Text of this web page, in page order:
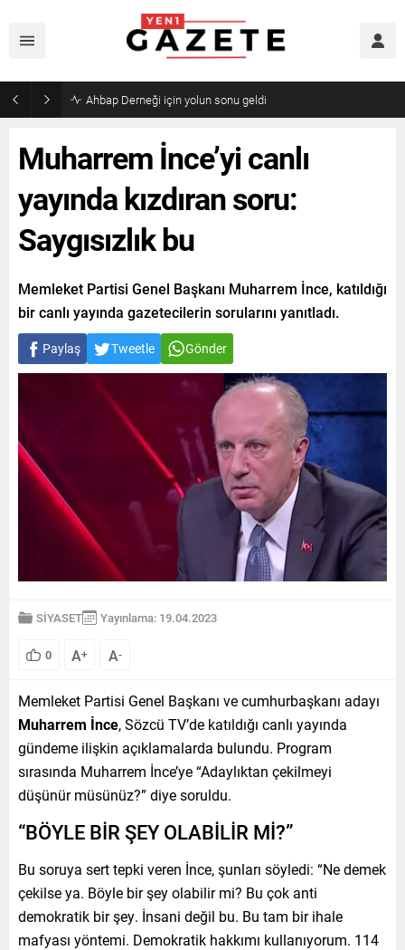
Ahbap Derneği için yolun sonu geldi
Muharrem İnce’yi canlı
yayında kızdıran soru:
Saygısızlık bu
Memleket Partisi Genel Başkanı Muharrem İnce, katıldığı
bir canlı yayında gazetecilerin sorularını yanıtladı.
Paylaş Tweetle Gönder
SİYASET Yayınlama: 19.04.2023
0 A+ A-
Memleket Partisi Genel Başkanı ve cumhurbaşkanı adayı
Muharrem İnce, Sözcü TV’de katıldığı canlı yayında
gündeme ilişkin açıklamalarda bulundu. Program
sırasında Muharrem İnce’ye “Adaylıktan çekilmeyi
düşünür müsünüz?” diye soruldu.
“BÖYLE BİR ŞEY OLABİLİR Mİ?”
Bu soruya sert tepki veren İnce, şunları söyledi: “Ne demek
çekilse ya. Böyle bir şey olabilir mi? Bu çok anti
demokratik bir şey. İnsani değil bu. Bu tam bir ihale
mafyası yöntemi. Demokratik hakkımı kullanıyorum. 114